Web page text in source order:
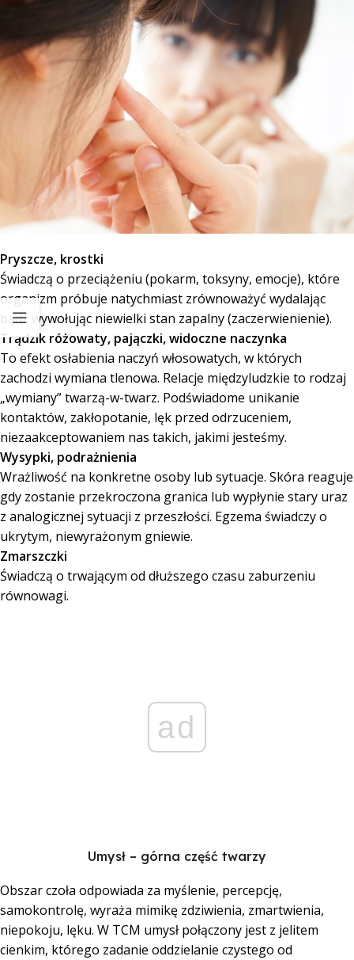
Pryszcze, krostki
Świadczą o przeciążeniu (pokarm, toksyny, emocje), które
organizm próbuje natychmiast zrównoważyć wydalając
bądź wywołując niewielki stan zapalny (zaczerwienienie).
Trądzik różowaty, pajączki, widoczne naczynka
To efekt osłabienia naczyń włosowatych, w których
zachodzi wymiana tlenowa. Relacje międzyludzkie to rodzaj
„wymiany” twarzą-w-twarz. Podświadome unikanie
kontaktów, zakłopotanie, lęk przed odrzuceniem,
niezaakceptowaniem nas takich, jakimi jesteśmy.
Wysypki, podrażnienia
Wrażliwość na konkretne osoby lub sytuacje. Skóra reaguje
gdy zostanie przekroczona granica lub wypłynie stary uraz
z analogicznej sytuacji z przeszłości. Egzema świadczy o
ukrytym, niewyrażonym gniewie.
Zmarszczki
Świadczą o trwającym od dłuższego czasu zaburzeniu
równowagi.
ad
Umysł – górna część twarzy
Obszar czoła odpowiada za myślenie, percepcję,
samokontrolę, wyraża mimikę zdziwienia, zmartwienia,
niepokoju, lęku. W TCM umysł połączony jest z jelitem
cienkim, którego zadanie oddzielanie czystego od